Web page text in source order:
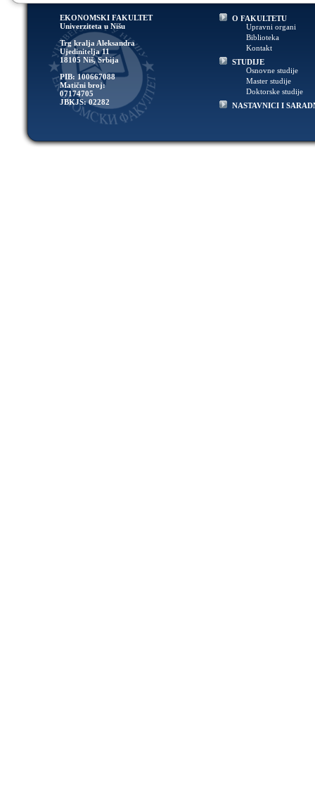
EKONOMSKI FAKULTET
Univerziteta u Nišu
Trg kralja Aleksandra
Ujedinitelja 11
18105 Niš, Srbija
PIB: 100667088
Matični broj:
07174705
JBKJS: 02282
O FAKULTETU
Upravni organi
Biblioteka
Kontakt
STUDIJE
Osnovne studije
Master studije
Doktorske studije
NASTAVNICI I